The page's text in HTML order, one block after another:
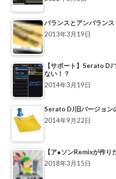
バランスとアンバラン
2013年3月19日
【サポート】Serato
ない！？
2014年3月19日
Serato DJ旧バージョン
2014年9月22日
【ア●ソンRemixが作
2018年3月15日